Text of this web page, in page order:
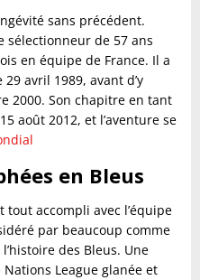
sans précédent.
sélectionneur de 57 ans
en équipe de France. Il a
avril 1989, avant d’y
2000. Son chapitre en tant
août 2012, et l’aventure se
en Bleus
accompli avec l’équipe
par beaucoup comme
des Bleus. Une
League glanée et